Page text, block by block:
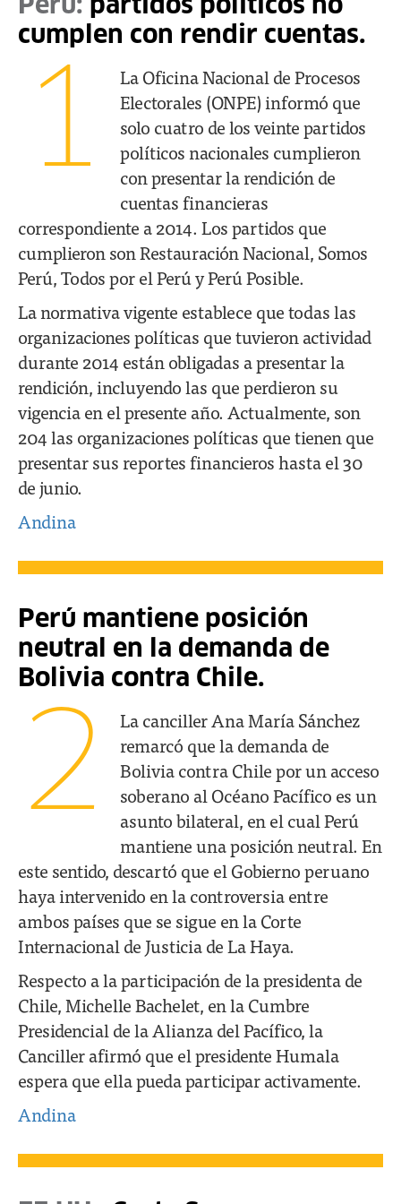
Perú: partidos políticos no
cumplen con rendir cuentas.
1
La Oficina Nacional de Procesos
Electorales (ONPE) informó que
solo cuatro de los veinte partidos
políticos nacionales cumplieron
con presentar la rendición de
cuentas financieras
correspondiente a 2014. Los partidos que
cumplieron son Restauración Nacional, Somos
Perú, Todos por el Perú y Perú Posible.
La normativa vigente establece que todas las
organizaciones políticas que tuvieron actividad
durante 2014 están obligadas a presentar la
rendición, incluyendo las que perdieron su
vigencia en el presente año. Actualmente, son
204 las organizaciones políticas que tienen que
presentar sus reportes financieros hasta el 30
de junio.
Andina
Perú mantiene posición
neutral en la demanda de
Bolivia contra Chile.
2
La canciller Ana María Sánchez
remarcó que la demanda de
Bolivia contra Chile por un acceso
soberano al Océano Pacífico es un
asunto bilateral, en el cual Perú
mantiene una posición neutral. En
este sentido, descartó que el Gobierno peruano
haya intervenido en la controversia entre
ambos países que se sigue en la Corte
Internacional de Justicia de La Haya.
Respecto a la participación de la presidenta de
Chile, Michelle Bachelet, en la Cumbre
Presidencial de la Alianza del Pacífico, la
Canciller afirmó que el presidente Humala
espera que ella pueda participar activamente.
Andina